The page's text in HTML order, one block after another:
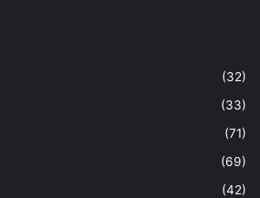
(32)
(33)
(71)
(69)
(42)